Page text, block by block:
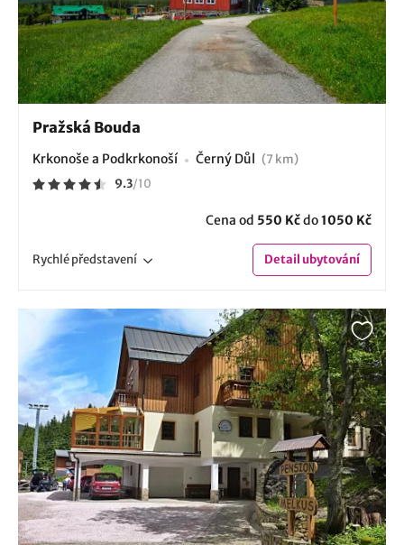
Pražská Bouda
Krkonoše a Podkrkonoší Černý Důl
(7 km)
9.3/10
Cena od 550 Kčdo1050 Kč
Rychlépředstavení Detailubytování